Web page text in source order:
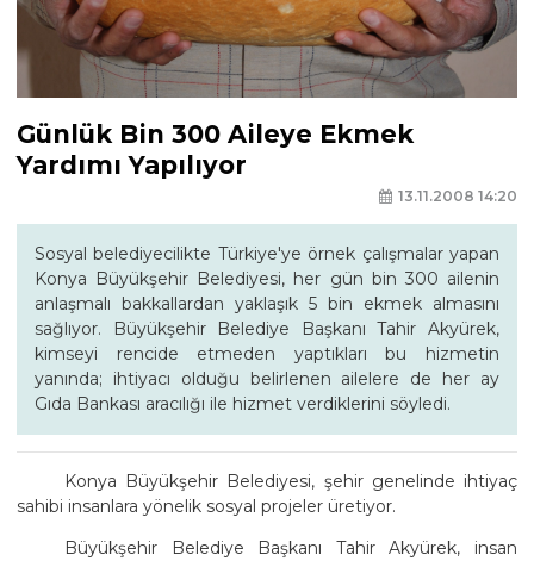
Günlük Bin 300 Aileye Ekmek
Yardımı Yapılıyor
13.11.2008 14:20
Sosyal belediyecilikte Türkiye'ye örnek çalışmalar yapan
Konya Büyükşehir Belediyesi, her gün bin 300 ailenin
anlaşmalı bakkallardan yaklaşık 5 bin ekmek almasını
sağlıyor. Büyükşehir Belediye Başkanı Tahir Akyürek,
kimseyi rencide etmeden yaptıkları bu hizmetin
yanında; ihtiyacı olduğu belirlenen ailelere de her ay
Gıda Bankası aracılığı ile hizmet verdiklerini söyledi.
Konya Büyükşehir Belediyesi, şehir genelinde ihtiyaç
sahibi insanlara yönelik sosyal projeler üretiyor.
Büyükşehir Belediye Başkanı Tahir Akyürek, insan